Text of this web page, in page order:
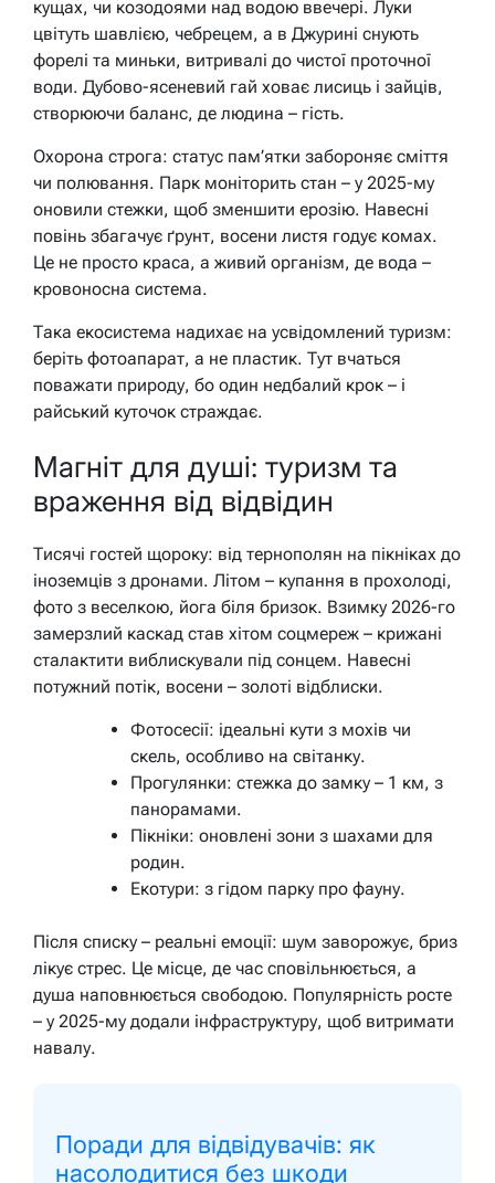
кущах, чи козодоями над водою ввечері. Луки
цвітуть шавлією, чебрецем, а в Джурині снують
форелі та миньки, витривалі до чистої проточної
води. Дубово-ясеневий гай ховає лисиць і зайців,
створюючи баланс, де людина – гість.
Охорона строга: статус пам’ятки забороняє сміття
чи полювання. Парк моніторить стан – у 2025-му
оновили стежки, щоб зменшити ерозію. Навесні
повінь збагачує ґрунт, восени листя годує комах.
Це не просто краса, а живий організм, де вода –
кровоносна система.
Така екосистема надихає на усвідомлений туризм:
беріть фотоапарат, а не пластик. Тут вчаться
поважати природу, бо один недбалий крок – і
райський куточок страждає.
Магніт для душі: туризм та
враження від відвідин
Тисячі гостей щороку: від тернополян на пікніках до
іноземців з дронами. Літом – купання в прохолоді,
фото з веселкою, йога біля бризок. Взимку 2026-го
замерзлий каскад став хітом соцмереж – крижані
сталактити виблискували під сонцем. Навесні
потужний потік, восени – золоті відблиски.
Фотосесії: ідеальні кути з мохів чи
скель, особливо на світанку.
Прогулянки: стежка до замку – 1 км, з
панорамами.
Пікніки: оновлені зони з шахами для
родин.
Екотури: з гідом парку про фауну.
Після списку – реальні емоції: шум заворожує, бриз
лікує стрес. Це місце, де час сповільнюється, а
душа наповнюється свободою. Популярність росте
– у 2025-му додали інфраструктуру, щоб витримати
навалу.
Поради для відвідувачів: як
насолодитися без шкоди